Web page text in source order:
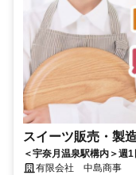
スイーツ販売・製
＜宇奈月温泉駅構内＞週
ーズケーキ専門店♪
有限会社 中島商事